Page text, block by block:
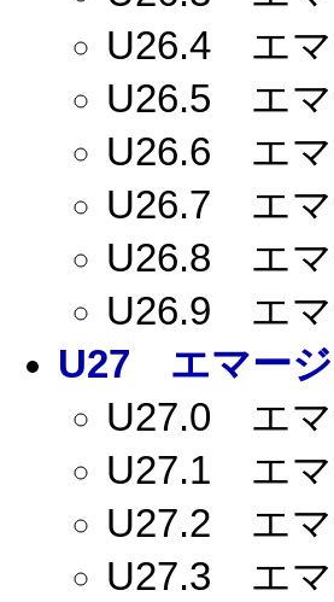
U26.4 エマ
U26.5 エマ
U26.6 エマ
U26.7 エマ
U26.8 エマ
U26.9 エマ
U27 エマージ
U27.0 エマ
U27.1 エマ
U27.2 エマ
U27.3 エマ